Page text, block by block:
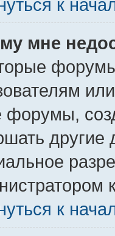
к
мне
форумы,
другие
к